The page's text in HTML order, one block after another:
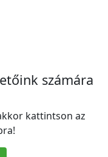
számára
kattintson az